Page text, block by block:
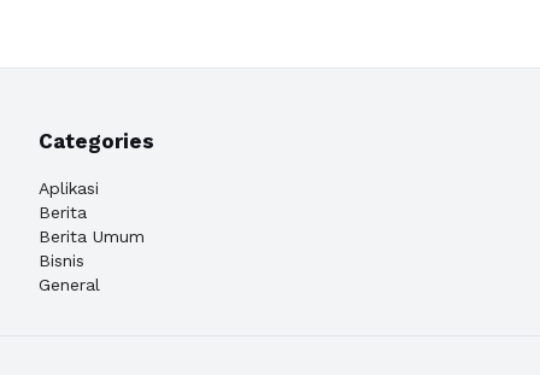
Categories
Aplikasi
Berita
Berita Umum
Bisnis
General